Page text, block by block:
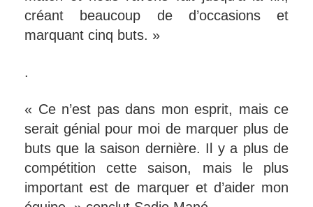
créant beaucoup de d’occasions et
marquant cinq buts. »
.
« Ce n’est pas dans mon esprit, mais ce
serait génial pour moi de marquer plus de
buts que la saison dernière. Il y a plus de
compétition cette saison, mais le plus
important est de marquer et d’aider mon